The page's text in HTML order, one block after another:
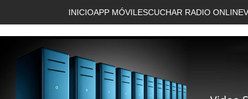
INICIOAPP MÓVIL ESCUCHAR RADIO ONLINE